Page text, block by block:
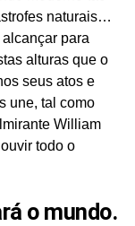
naturais…
para
alturas que o
seus atos e
une, tal como
William
todo o
o mundo.